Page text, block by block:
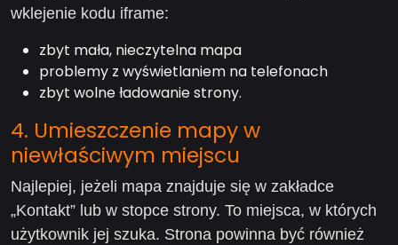
wklejenie kodu iframe:
zbyt mała, nieczytelna mapa
problemy z wyświetlaniem na telefonach
zbyt wolne ładowanie strony.
4. Umieszczenie mapy w
niewłaściwym miejscu
Najlepiej, jeżeli mapa znajduje się w zakładce
„Kontakt” lub w stopce strony. To miejsca, w których
użytkownik jej szuka. Strona powinna być również